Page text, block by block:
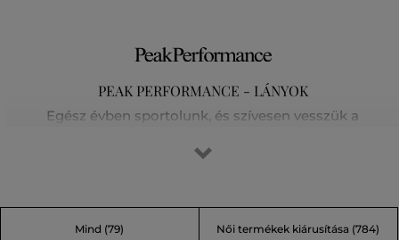
PEAK PERFORMANCE - LÁNYOK
Egész évben sportolunk, és szívesen vesszük a
magashegyi túrák során. Tisztában vagyunk vele, hogy az
kijjebb toljuk határainkat, és nem elégszünk meg a
kevesebbel. A kiszámíthatatlan időjárású svéd Åre
Mind (79) Női termékek kiárusítása (784)